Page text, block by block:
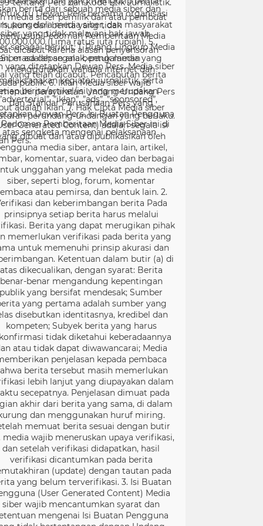
tentang Pers dan Kode Etik Jurnalistik.
itu Dewan Pers bersama organisasi
pengelola media siber, dan masyarakat
Pedoman Pemberitaan Media
sebagai berikut: 1. Ruang Lingkup Media
Siber adalah segala bentuk media yang
menggunakan wahana internet dan
kegiatan jurnalistik, serta
persyaratan Undang-Undang Pers
dan Standar Perusahaan Pers yang
Dewan Pers. Isi Buatan Pengguna
Generated Content) adalah segala isi
dibuat dan atau dipublikasikan oleh
media siber, antara lain, artikel,
komentar, suara, video dan berbagai
unggahan yang melekat pada media
siber, seperti blog, forum, komentar
atau pemirsa, dan bentuk lain. 2.
dan keberimbangan berita Pada
prinsipnya setiap berita harus melalui
Berita yang dapat merugikan pihak
memerlukan verifikasi pada berita yang
untuk memenuhi prinsip akurasi dan
Ketentuan dalam butir (a) di
atas dikecualikan, dengan syarat: Berita
benar-benar mengandung kepentingan
publik yang bersifat mendesak; Sumber
yang pertama adalah sumber yang
disebutkan identitasnya, kredibel dan
kompeten; Subyek berita yang harus
tidak diketahui keberadaannya
atau tidak dapat diwawancarai; Media
penjelasan kepada pembaca
berita tersebut masih memerlukan
lebih lanjut yang diupayakan dalam
secepatnya. Penjelasan dimuat pada
akhir dari berita yang sama, di dalam
dan menggunakan huruf miring.
memuat berita sesuai dengan butir
media wajib meneruskan upaya verifikasi,
dan setelah verifikasi didapatkan, hasil
verifikasi dicantumkan pada berita
(update) dengan tautan pada
yang belum terverifikasi. 3. Isi Buatan
(User Generated Content) Media
siber wajib mencantumkan syarat dan
mengenai Isi Buatan Pengguna